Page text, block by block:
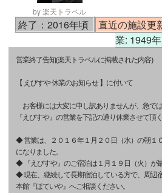
by 楽天トラベル
終了：2016年頃 直近の施設更
業: 1949年
営業終了告知(楽天トラベルに掲載された内容)
【 えびすや 休業のお知らせ 】に付いて
お客様には大変に申し訳ありませんが、急で
『えびすや』の営業を下記の通り休業させて頂
◆ 営業は、２０１６年１月２０日（水）の朝１
になりました。
◆ 『えびすや』のご宿泊は１月１９日（火）が
◆ 現在、継続して長期宿泊している方で、周辺
本館『ほていや』へご相談ください。